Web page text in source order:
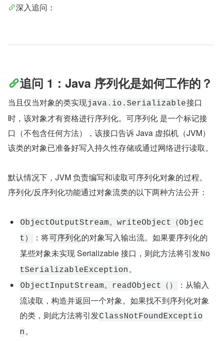
深入追问：
追问 1：Java 序列化是如何工作的？
当且仅当对象的类实现java.io.Serializable接口
时，该对象才有资格进行序列化。可序列化 是一个标记接
口（不包含任何方法），该接口告诉 Java 虚拟机（JVM）
该类的对象已准备好写入持久性存储或通过网络进行读取。
默认情况下，JVM 负责编写和读取可序列化对象的过程。
序列化/反序列化功能通过对象流类的以下两种方法公开：
ObjectOutputStream。writeObject（Objec
t）
：将可序列化的对象写入输出流。如果要序列化的
某些对象未实现 Serializable 接口，则此方法将引发No
tSerializableException。
ObjectInputStream。readObject（）
：从输入
流读取，构造并返回一个对象。如果找不到序列化对象
的类，则此方法将引发ClassNotFoundExceptio
n。